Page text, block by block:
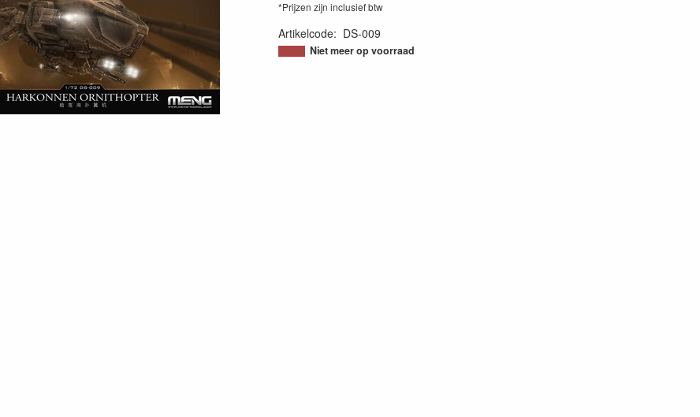
*Prijzen zijn inclusief btw
Artikelcode: DS-009
4897038554065
Niet meer op voorraad